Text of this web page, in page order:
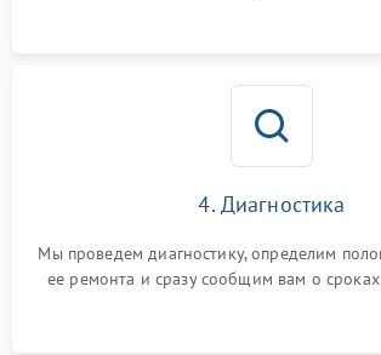
4. Диагностика
Мы проведем диагностику, определим
ее ремонта и сразу сообщим вам о